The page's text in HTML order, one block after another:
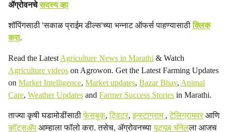
ॲग्रोवनचेसदस्य व्हा
शॉपिंगसाठी 'सकाळ प्राईम डील्स'च्या भन्नाट ऑफर्स पाहण्यासाठीक्लिक
करा.
Read the Latest Agriculture News in Marathi & Watch
Agriculture videos on Agrowon. Get the Latest Farming Updates
on Market Intelligence, Market updates, Bazar Bhav, Animal
Care, Weather Updates and Farmer Success Stories in Marathi.
ताज्या कृषी घडामोडींसाठीफेसबुक,ट्विटर,इन्स्टाग्राम ,टेलिग्रामवरआणि
व्हॉट्सॲप आम्हाला फॉलो करा. तसेच, ॲग्रोवनच्यायूट्यूब चॅनेलला आजच